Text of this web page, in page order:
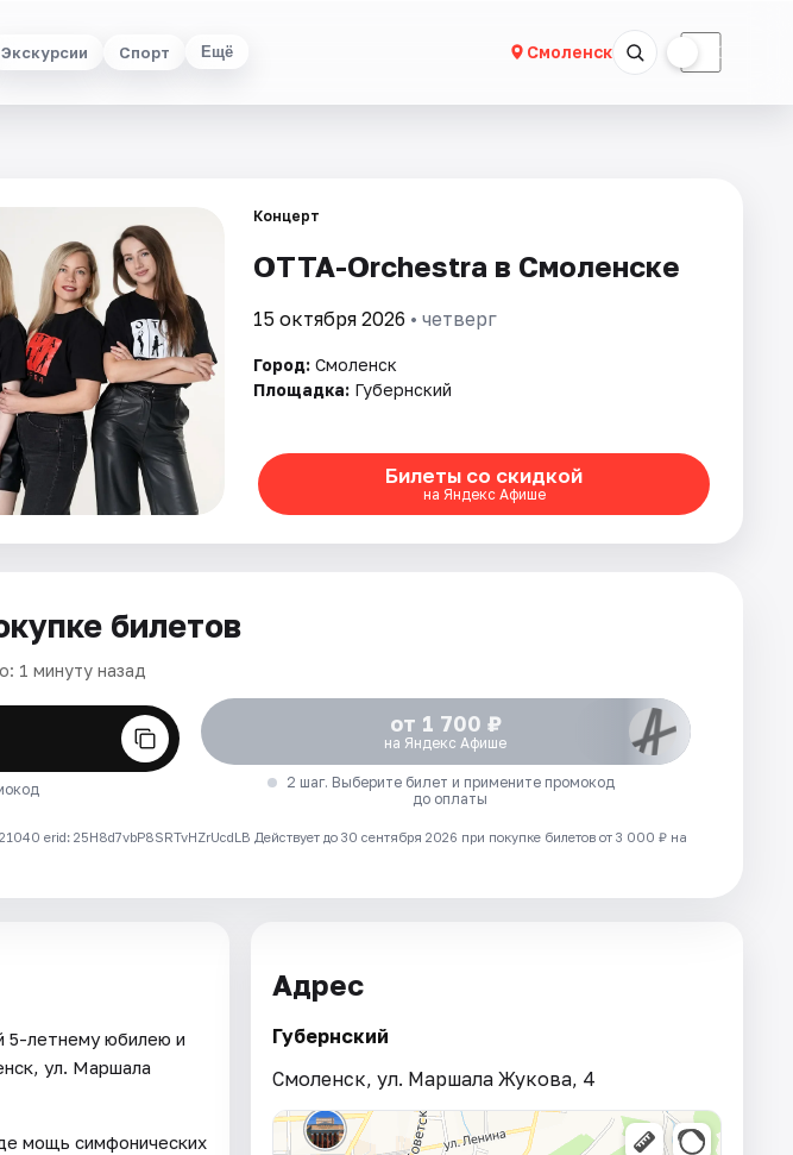
Экскурсии Спорт Ещё Смоленск ☾
Концерт
ОТТА-Orchestra в Смоленске
15 октября 2026 • четверг
Город: Смоленск
Площадка: Губернский
Билеты со скидкой
на Яндекс Афише
билетов
1 минуту назад
от 1 700 ₽
на Яндекс Афише
2 шаг. Выберите билет и примените промокод
до оплаты
erid: 25H8d7vbP8SRTvHZrUcdLB Действует до 30 сентября 2026 при покупке билетов от 3 000 ₽ на
5-летнему юбилею и
ул. Маршала
мощь симфонических
Адрес
Губернский
Смоленск, ул. Маршала Жукова, 4